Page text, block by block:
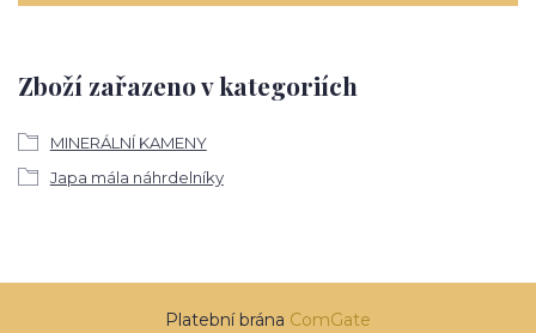
Zboží zařazeno v kategoriích
MINERÁLNÍ KAMENY
Japa mála náhrdelníky
Platební brána ComGate